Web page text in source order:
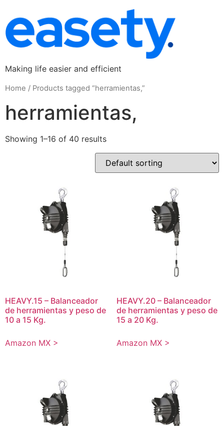
Making life easier and efficient
Home / Products tagged “herramientas,”
herramientas,
Showing 1–16 of 40 results
HEAVY.15 – Balanceador
de herramientas y peso de
10 a 15 Kg.
Amazon MX >
HEAVY.20 – Balanceador
de herramientas y peso de
15 a 20 Kg.
Amazon MX >